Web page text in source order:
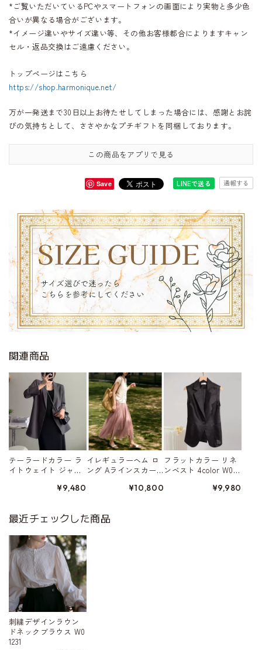
*ご覧いただいているPCやスマートフォンの画面により実物と多少色
合いが異なる場合がございます。
*イメージ違いやサイズ違い等、その他お客様都合によりますキャン
セル・返品交換はご遠慮ください。
トップページはこちら
https://shop.harmonique.net/
万が一発送まで30日以上お待たせしてしまった場合には、感謝とお詫
びの気持ちとして、ささやかなプチギフトを同梱しております。
この商品をアプリで見る
Save LINEで送る 通報する
関連商品
テーラードカラー ラ
イトウェイト ジャ
¥9,480
イレギュラーヘム ロ
ング Aラインスカー
¥10,800
フラットカラー リネ
ンベスト 4color W015
¥9,980
最近チェックした商品
刺繍デザインラウン
ドネックブラウス W0
1231